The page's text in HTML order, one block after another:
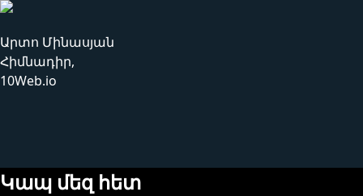
Արտո Մինասյան
Հիմնադիր,
10Web.io
Կապ մեզ հետ